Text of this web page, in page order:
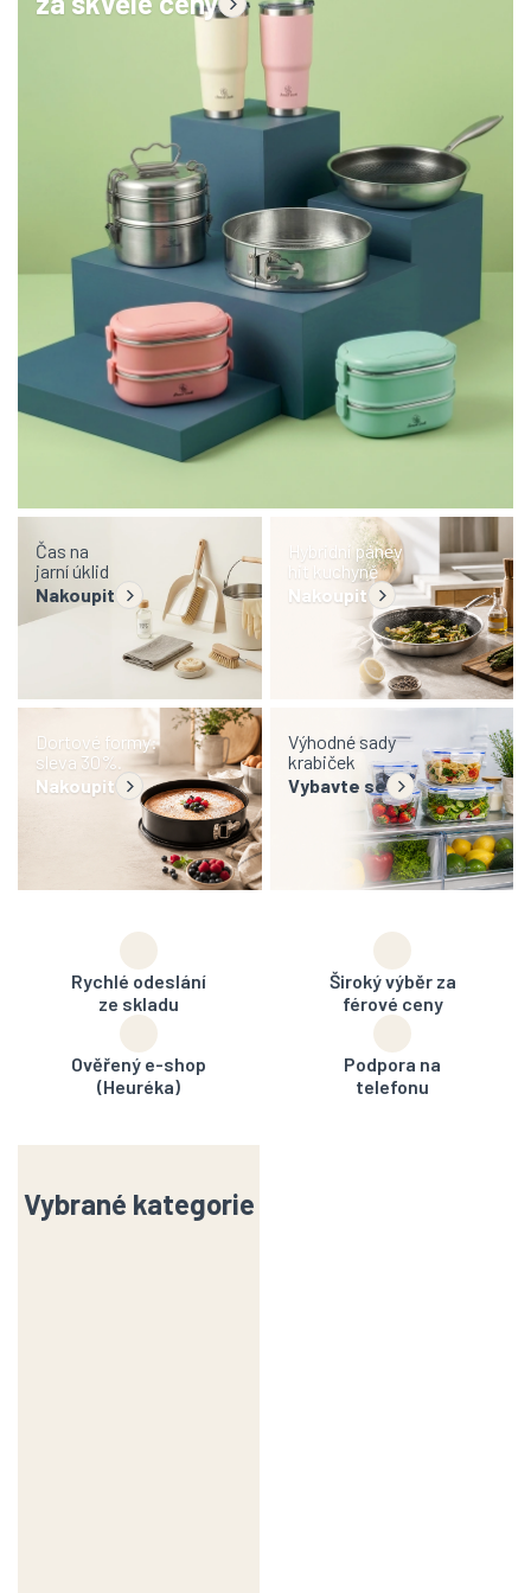
Čas na
jarní úklid
Nakoupit
Hybridní pánev
hit kuchyně
Nakoupit
Dortové formy:
sleva 30%.
Nakoupit
Výhodné sady
krabiček
Vybavte se
Rychlé odeslání
ze skladu
Široký výběr za
férové ceny
Ověřený e-shop
(Heuréka)
Podpora na
telefonu
Vybrané kategorie